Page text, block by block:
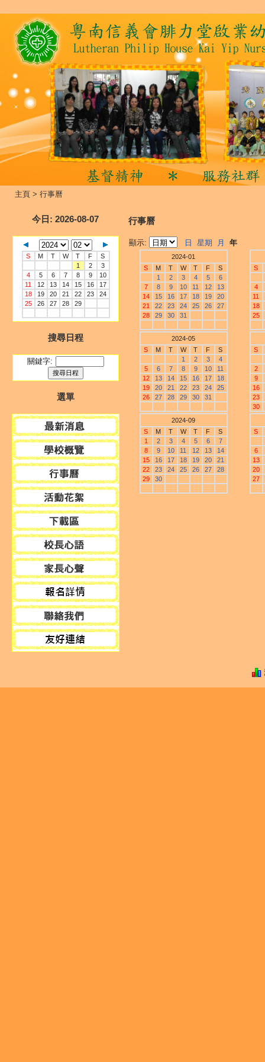
主頁 > 行事曆
今日 : 2026-08-07
S M T W T F
S
1
2
3
4
5 6 7 8 9
10
11
12 13 14 15 16
17
18
19 20 21 22 23
24
25
26 27 28 29
搜尋日程
關鍵字:
選單
行事曆
顯示: 日 星期 月 年
2024-01
S
M T W T F
S
1
2 3 4 5
6
7
8 9 10 11 12
13
14
15 16 17 18 19
20
21
22 23 24 25 26
27
28
29 30 31
S
4
11
18
25
2024-05
S
M T W T F
S
1
2 3
4
5
6 7 8 9 10
11
12
13 14 15 16 17
18
19
20 21 22 23 24
25
26
27 28 29 30 31
S
2
9
16
23
30
2024-09
S
M T W T F
S
1
2 3 4 5 6
7
8
9 10 11 12 13
14
15
16 17 18 19 20
21
22
23 24 25 26 27
28
29
30
S
6
13
20
27